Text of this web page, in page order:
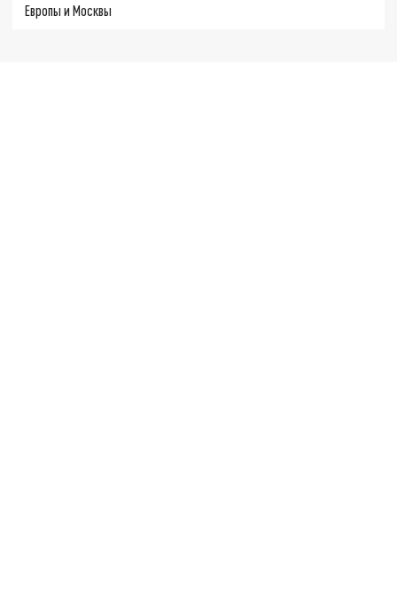
Европы и Москвы